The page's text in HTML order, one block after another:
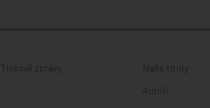
Tiskové zprávy
Naše tituly
Autoři